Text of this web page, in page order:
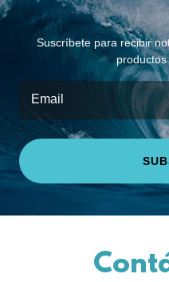
Suscríbete para recibir
Email